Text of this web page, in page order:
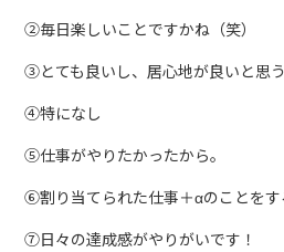
②毎日楽しいことですかね（笑）
③とても良いし、居心地が良いと思う
④特になし
⑤仕事がやりたかったから。
⑥割り当てられた仕事＋αのことをす
⑦日々の達成感がやりがいです！